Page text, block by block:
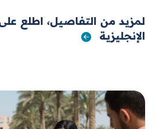
لمزيد من التفاصيل، اطلع على
الإنجليزية